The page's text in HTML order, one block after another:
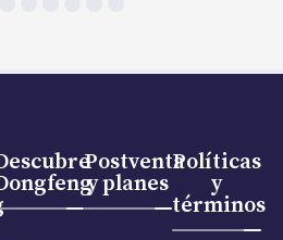
Postventa
y planes
Políticas
y
términos